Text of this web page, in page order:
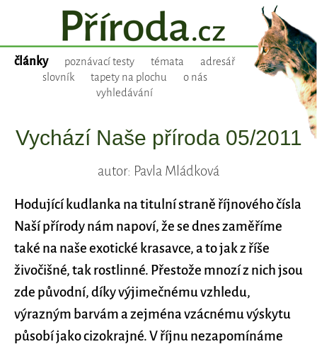
články poznávací testy témata
adresář
slovník
tapety na plochu
o nás
vyhledávání
Vychází Naše příroda 05/2011
autor: Pavla Mládková
Hodující kudlanka na titulní straně říjnového čísla
Naší přírody nám napoví, že se dnes zaměříme
také na naše exotické krasavce, a to jak z říše
živočišné, tak rostlinné. Přestože mnozí z nich jsou
zde původní, díky výjimečnému vzhledu,
výrazným barvám a zejména vzácnému výskytu
působí jako cizokrajné. V říjnu nezapomínáme